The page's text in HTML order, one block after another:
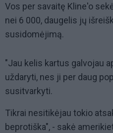
Vos per savaitę Kline'o
nei 6 000, daugelis jų
susidomėjimą.
"Jau kelis kartus galvojau
uždaryti, nes ji per daug
susitvarkyti.
Tikrai nesitikėjau tokio
beprotiška", - sakė